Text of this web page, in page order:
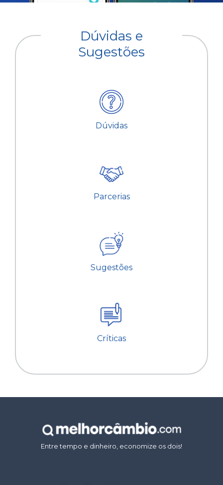
Dúvidas e
Sugestões
Dúvidas
Parcerias
Sugestões
Críticas
Entre tempo e dinheiro, economize os dois!